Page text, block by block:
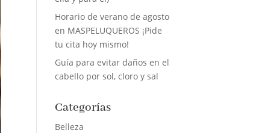
Horario de verano de agosto
en MASPELUQUEROS ¡Pide
tu cita hoy mismo!
Guía para evitar daños en el
cabello por sol, cloro y sal
Categorías
Belleza